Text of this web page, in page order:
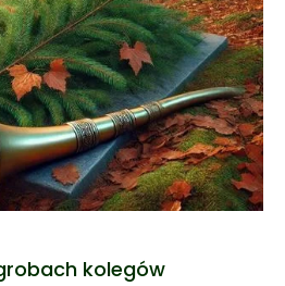
kolegów